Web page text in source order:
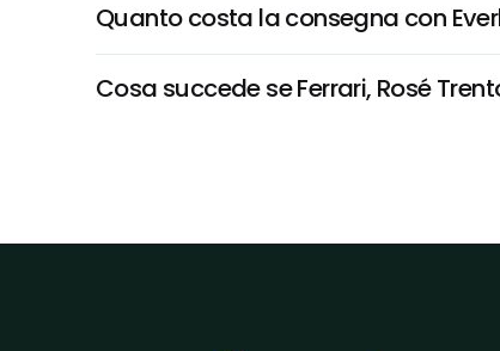
Quanto costa la consegna con
Cosa succede se Ferrari, Rosé